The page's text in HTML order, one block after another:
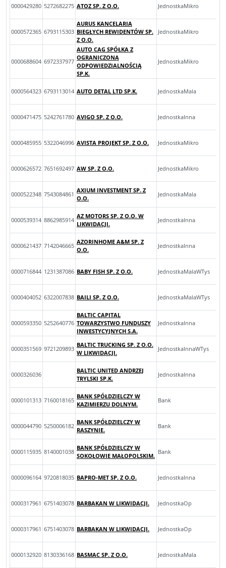
0000429280 5272682275 ATOZ SP. Z O.O. JednostkaMikro
0000572365 6793115303
AURUS KANCELARIA
BIEGŁYCH REWIDENTÓW SP.
Z O.O.
JednostkaMikro
0000688604 6972337977
AUTO CAG SPÓŁKA Z
OGRANICZONĄ
ODPOWIEDZIALNOŚCIĄ
SP.K.
JednostkaMikro
0000564323 6793113014 AUTO DETAL LTD SP.K. JednostkaMala
0000471475 5242761780 AVIGO SP. Z O.O. JednostkaInna
0000485955 5322046996 AVISTA PROJEKT SP. Z O.O. JednostkaMikro
0000626572 7651692497 AW SP. Z O.O. JednostkaMikro
0000522348 7543084861
AXIUM INVESTMENT SP. Z
O.O.
JednostkaMala
0000539314 8862985914
AZ MOTORS SP. Z O.O. W
LIKWIDACJI.
JednostkaInna
0000621437 7142046665
AZORINHOME A&M SP. Z
O.O.
JednostkaInna
0000716844 1231387086 BABY FISH SP. Z O.O. JednostkaMalaWTys
0000404052 6322007838 BAILI SP. Z O.O. JednostkaMalaWTys
0000593350 5252640776
BALTIC CAPITAL
TOWARZYSTWO FUNDUSZY
INWESTYCYJNYCH S.A.
JednostkaInna
0000351569 9721209893
BALTIC TRUCKING SP. Z O.O.
W LIKWIDACJI.
JednostkaInnaWTys
0000326036
BALTIC UNITED ANDRZEJ
TRYLSKI SP.K.
JednostkaInna
0000101313 7160018165
BANK SPÓŁDZIELCZY W
KAZIMIERZU DOLNYM.
Bank
0000044790 5250006182
BANK SPÓŁDZIELCZY W
RASZYNIE.
Bank
0000115935 8140001038
BANK SPÓŁDZIELCZY W
SOKOŁOWIE MAŁOPOLSKIM.
Bank
0000096164 9720818035 BAPRO-MET SP. Z O.O. JednostkaInna
0000317961 6751403078 BARBAKAN W LIKWIDACJI. JednostkaOp
0000317961 6751403078 BARBAKAN W LIKWIDACJI. JednostkaOp
0000132920 8130336168 BASMAC SP. Z O.O. JednostkaMala